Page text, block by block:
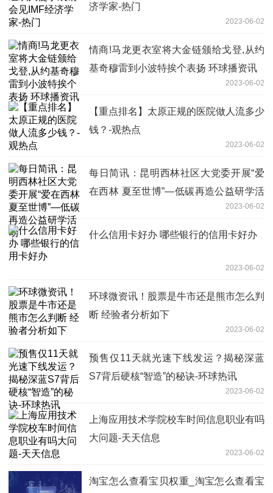
济学家-热门
2023-06-02
情商!马龙更衣室将大金链颁给戈登,从约
基奇穆雷到小波特挨个表扬 环球播资讯
2023-06-02
【重点排名】太原正规的医院做人流多少
钱？-观热点
2023-06-02
每日简讯：昆明西林社区大党委开展“爱
在西林 夏至世博”—低碳再造公益研学活
2023-06-02
什么信用卡好办 哪些银行的信用卡好办
2023-06-02
环球微资讯！股票是牛市还是熊市怎么判
断 经验者分析如下
2023-06-02
预售仅11天就光速下线发运？揭秘深蓝
S7背后硬核“智造”的秘诀-环球热讯
2023-06-02
上海应用技术学院校车时间信息职业有吗
大问题-天天信息
2023-06-02
淘宝怎么查看宝贝权重_淘宝怎么查看宝